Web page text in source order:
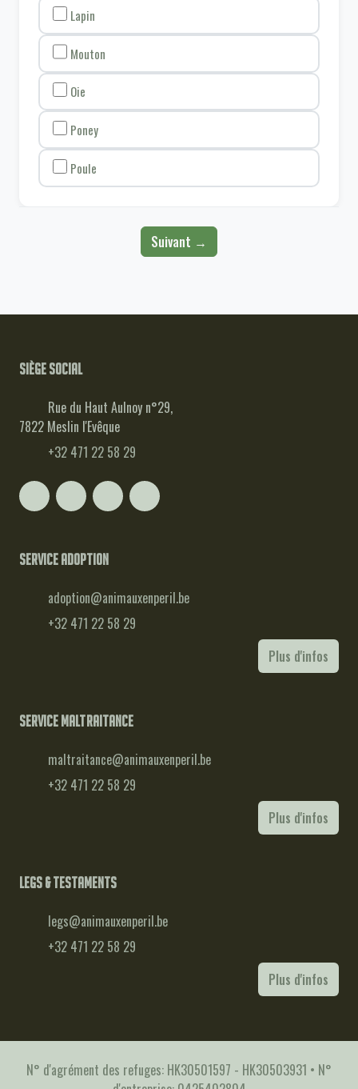
Lapin
Mouton
Oie
Poney
Poule
Suivant →
Siège social
Rue du Haut Aulnoy n°29,
7822 Meslin l'Evêque
+32 471 22 58 29
Service adoption
adoption@animauxenperil.be
+32 471 22 58 29
Plus d'infos
Service maltraitance
maltraitance@animauxenperil.be
+32 471 22 58 29
Plus d'infos
Legs & testaments
legs@animauxenperil.be
+32 471 22 58 29
Plus d'infos
N° d'agrément des refuges: HK30501597 - HK30503931 • N°